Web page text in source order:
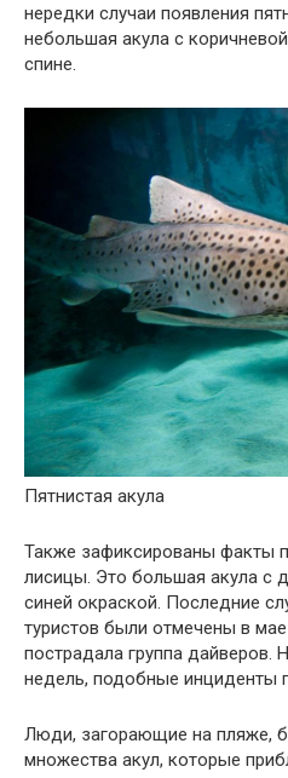
нередки случаи появления
небольшая акула с
спине.
Пятнистая акула
Также зафиксированы факты
лисицы. Это большая акула с
синей окраской. Последние
туристов были отмечены в
пострадала группа
недель, подобные инциденты
Люди, загорающие на пляже,
множества акул, которые